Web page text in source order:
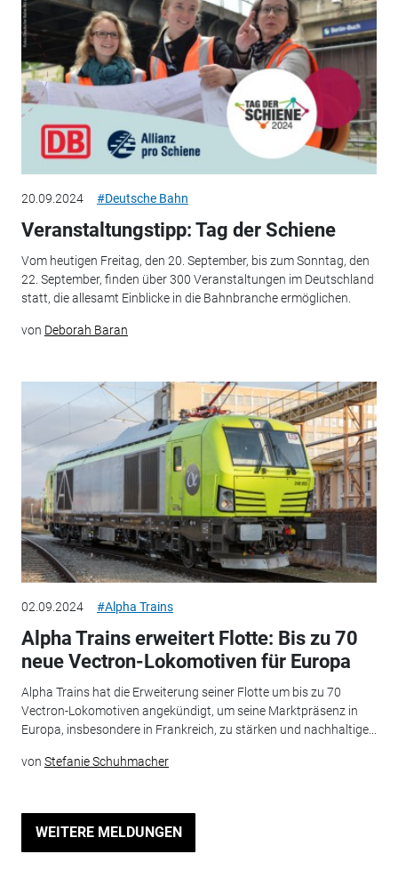
20.09.2024 #Deutsche Bahn
Veranstaltungstipp: Tag der Schiene
Vom heutigen Freitag, den 20. September, bis zum Sonntag, den
22. September, finden über 300 Veranstaltungen im Deutschland
statt, die allesamt Einblicke in die Bahnbranche ermöglichen.
von Deborah Baran
02.09.2024 #Alpha Trains
Alpha Trains erweitert Flotte: Bis zu 70
neue Vectron-Lokomotiven für Europa
Alpha Trains hat die Erweiterung seiner Flotte um bis zu 70
Vectron-Lokomotiven angekündigt, um seine Marktpräsenz in
Europa, insbesondere in Frankreich, zu stärken und nachhaltige...
von Stefanie Schuhmacher
WEITERE MELDUNGEN